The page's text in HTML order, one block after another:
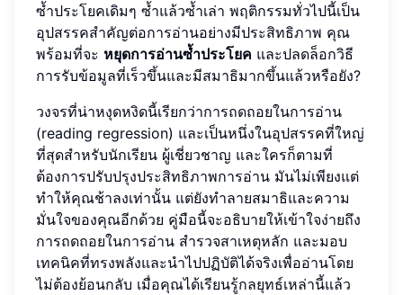
ซ้ำประโยคเดิมๆ ซ้ำแล้วซ้ำเล่า พฤติกรรมทั่วไปนี้เป็น
อุปสรรคสำคัญต่อการอ่านอย่างมีประสิทธิภาพ คุณ
พร้อมที่จะ หยุดการอ่านซ้ำประโยค และปลดล็อกวิธี
การรับข้อมูลที่เร็วขึ้นและมีสมาธิมากขึ้นแล้วหรือยัง?
วงจรที่น่าหงุดหงิดนี้เรียกว่าการถดถอยในการอ่าน
(reading regression) และเป็นหนึ่งในอุปสรรคที่ใหญ่
ที่สุดสำหรับนักเรียน ผู้เชี่ยวชาญ และใครก็ตามที่
ต้องการปรับปรุงประสิทธิภาพการอ่าน มันไม่เพียงแต่
ทำให้คุณช้าลงเท่านั้น แต่ยังทำลายสมาธิและความ
มั่นใจของคุณอีกด้วย คู่มือนี้จะอธิบายให้เข้าใจง่ายถึง
การถดถอยในการอ่าน สำรวจสาเหตุหลัก และมอบ
เทคนิคที่ทรงพลังและนำไปปฏิบัติได้จริงเพื่ออ่านโดย
ไม่ต้องย้อนกลับ เมื่อคุณได้เรียนรู้กลยุทธ์เหล่านี้แล้ว